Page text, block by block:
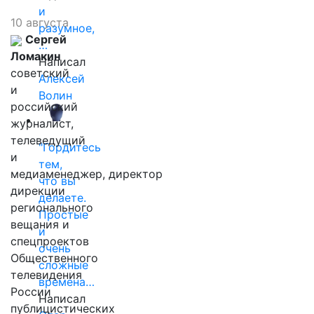
и
разумное,
…
Написал
Алексей
Волин
"Гордитесь
тем,
что вы
делаете.
Простые
и
очень
сложные
времена…
Написал
10 августа
Сергей
Ломакин
советский
и
российский
журналист,
телеведущий
и
медиаменеджер, директор
дирекции
регионального
вещания и
спецпроектов
Общественного
телевидения
России
публицистических